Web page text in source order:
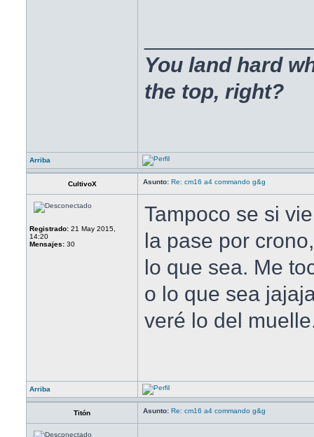
You land hard
the top, right?
Arriba
CultivoX Asunto: Re: cm16 a4 commando g&g
Registrado: 21 May 2015,
14:20
Mensajes: 30
Tampoco se si
la pase por
lo que sea. Me
o lo que sea
veré lo del
Arriba
Titón Asunto: Re: cm16 a4 commando g&g